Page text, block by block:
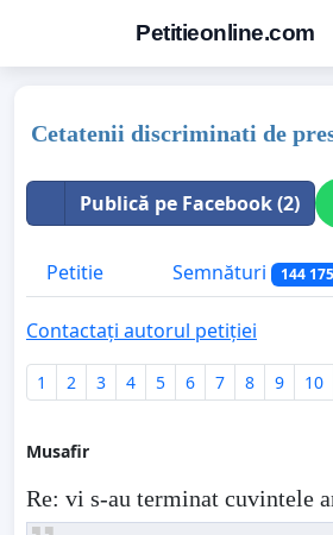
Petitieonline.com
Cetatenii discriminati de
Publică pe Facebook (2)
Petitie Semnături 144 175
Contactați autorul petiției
1 2 3 4 5 6 7 8 9 10
Musafir
Re: vi s-au terminat cuvintele